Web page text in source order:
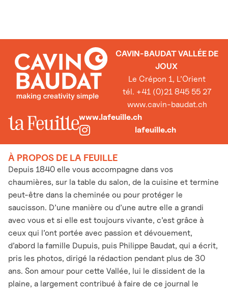
CAVIN-BAUDAT VALLÉE DE
JOUX
Le Crépon 1, L’Orient
tél. +41 (0)21 845 55 27
www.cavin-baudat.ch
www.lafeuille.ch
lafeuille.ch
À PROPOS DE LA FEUILLE
Depuis 1840 elle vous accompagne dans vos
chaumières, sur la table du salon, de la cuisine et termine
peut-être dans la cheminée ou pour protéger le
saucisson. D’une manière ou d’une autre elle a grandi
avec vous et si elle est toujours vivante, c’est grâce à
ceux qui l’ont portée avec passion et dévouement,
d’abord la famille Dupuis, puis Philippe Baudat, qui a écrit,
pris les photos, dirigé la rédaction pendant plus de 30
ans. Son amour pour cette Vallée, lui le dissident de la
plaine, a largement contribué à faire de ce journal le